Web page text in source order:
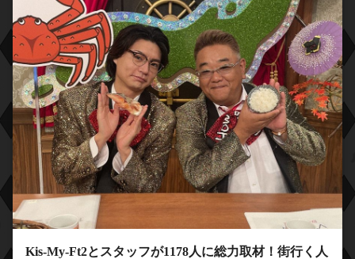
Kis-My-Ft2とスタッフが1178人に総力取材！街行く人